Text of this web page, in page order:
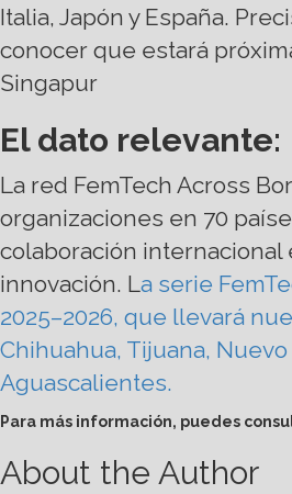
Italia, Japón y España.
conocer que estará
Singapur
El dato relevante:
La red FemTech Across
organizaciones en 70
colaboración internacional
innovación. La serie
2025–2026, que llevará
Chihuahua, Tijuana,
Aguascalientes.
Para más información, puedes
About the Author